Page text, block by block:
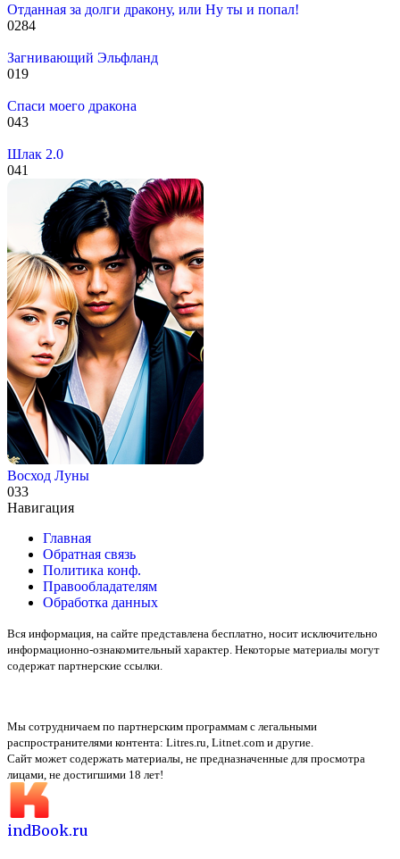
Отданная за долги дракону, или Ну ты и попал!
0284
Загнивающий Эльфланд
019
Спаси моего дракона
043
Шлак 2.0
041
Восход Луны
033
Навигация
Главная
Обратная связь
Политика конф.
Правообладателям
Обработка данных
Вся информация, на сайте представлена бесплатно, носит исключительно
информационно-ознакомительный характер. Некоторые материалы могут
содержат партнерские ссылки.
Мы сотрудничаем по партнерским программам с легальными
распространителями контента: Litres.ru, Litnet.com и другие.
Сайт может содержать материалы, не предназначенные для просмотра
лицами, не достигшими 18 лет!
indBook.ru